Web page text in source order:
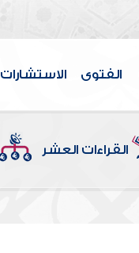
الفتوى الاستشارات
القراءات العشر